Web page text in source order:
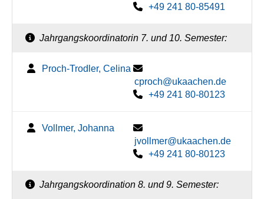
+49 241 80-85491
Jahrgangskoordinatorin 7. und 10. Semester:
Proch-Trodler, Celina
cproch@ukaachen.de
+49 241 80-80123
Vollmer, Johanna
jvollmer@ukaachen.de
+49 241 80-80123
Jahrgangskoordination 8. und 9. Semester: